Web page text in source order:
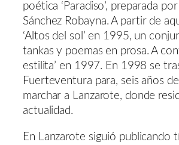
poética ‘Paradiso’, preparada
Sánchez Robayna. A partir de
‘Altos del sol’ en 1995, un
tankas y poemas en prosa. A
estilita’ en 1997. En 1998 se
Fuerteventura para, seis años
marchar a Lanzarote, donde
actualidad.
En Lanzarote siguió publicando